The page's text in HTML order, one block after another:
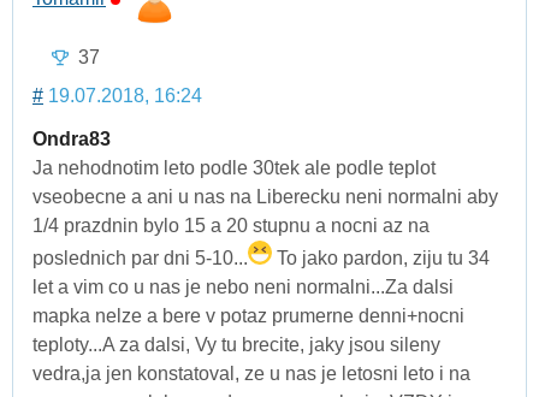
37
# 19.07.2018, 16:24
Ondra83
Ja nehodnotim leto podle 30tek ale podle teplot
vseobecne a ani u nas na Liberecku neni normalni aby
1/4 prazdnin bylo 15 a 20 stupnu a nocni az na
poslednich par dni 5-10...
To jako pardon, ziju tu 34
let a vim co u nas je nebo neni normalni...Za dalsi
mapka nelze a bere v potaz prumerne denni+nocni
teploty...A za dalsi, Vy tu brecite, jaky jsou sileny
vedra,ja jen konstatoval, ze u nas je letosni leto i na